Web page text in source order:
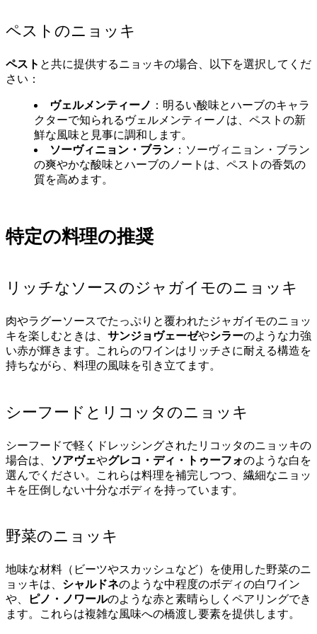
ペストのニョッキ
ペスト と共に提供するニョッキの場合、以下を選択してくだ
さい：
ヴェルメンティーノ ：明るい酸味とハーブのキャラ
クターで知られるヴェルメンティーノは、ペストの新
鮮な風味と見事に調和します。
ソーヴィニョン・ブラン ：ソーヴィニョン・ブラン
の爽やかな酸味とハーブのノートは、ペストの香気の
質を高めます。
特定の料理の推奨
リッチなソースのジャガイモのニョッキ
肉やラグーソースでたっぷりと覆われたジャガイモのニョッ
キを楽しむときは、 サンジョヴェーゼやシラーのような力強
い赤が輝きます。これらのワインはリッチさに耐える構造を
持ちながら、料理の風味を引き立てます。
シーフードとリコッタのニョッキ
シーフードで軽くドレッシングされたリコッタのニョッキの
場合は、
ソアヴェやグレコ・ディ・トゥーフォのような白を
選んでください。これらは料理を補完しつつ、繊細なニョッ
キを圧倒しない十分なボディを持っています。
野菜のニョッキ
地味な材料（ビーツやスカッシュなど）を使用した野菜のニ
ョッキは、 シャルドネのような中程度のボディの白ワイン
や、
ピノ・ノワールのような赤と素晴らしくペアリングでき
ます。これらは複雑な風味への橋渡し要素を提供します。